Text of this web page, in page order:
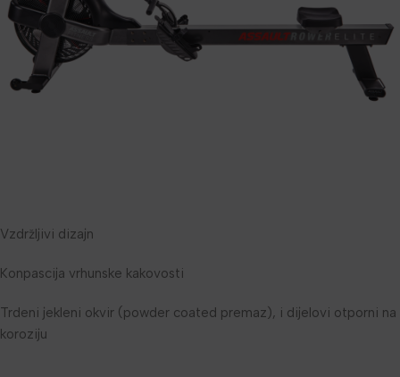
Vzdržljivi dizajn
Konpascija vrhunske kakovosti
Trdeni jekleni okvir (powder coated premaz), i dijelovi otporni na
koroziju